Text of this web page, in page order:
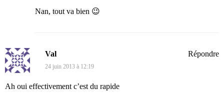
Nan, tout va bien 😉
Val
24 juin 2013 à 12:19
Ah oui effectivement c’est du rapide
Répondre